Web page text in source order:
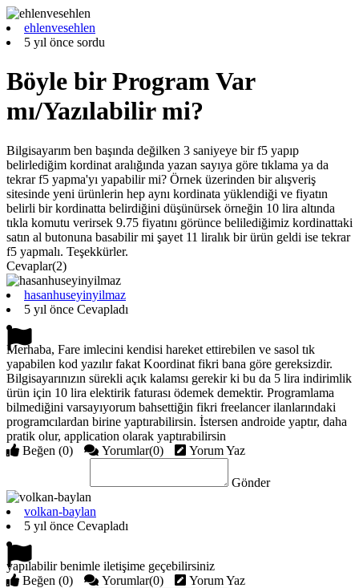
ehlenvesehlen
5 yıl önce sordu
Böyle bir Program Var
mı/Yazılabilir mi?
Bilgisayarım ben başında değilken 3 saniyeye bir f5 yapıp
belirlediğim kordinat aralığında yazan sayıya göre tıklama ya da
tekrar f5 yapma'yı yapabilir mi? Örnek üzerinden bir alışveriş
sitesinde yeni ürünlerin hep aynı kordinata yüklendiği ve fiyatın
belirli bir kordinatta belirdiğini düşünürsek örneğin 10 lira altında
tıkla komutu verirsek 9.75 fiyatını görünce belilediğimiz kordinattaki
satın al butonuna basabilir mi şayet 11 liralık bir ürün geldi ise tekrar
f5 yapmalı. Teşekkürler.
Cevaplar(2)
hasanhuseyinyilmaz
5 yıl önce Cevapladı
Merhaba, Fare imlecini kendisi hareket ettirebilen ve sasol tık
yapabilen kod yazılır fakat Koordinat fikri bana göre gereksizdir.
Bilgisayarınızın sürekli açık kalamsı gerekir ki bu da 5 lira indirimlik
ürün için 10 lira elektirik faturası ödemek demektir. Programlama
bilmediğini varsayıyorum bahsettiğin fikri freelancer ilanlarındaki
programcılardan birine yaptırabilirsin. İstersen androide yaptır, daha
pratik olur, application olarak yaptırabilirsin
Beğen (0) Yorumlar(0) Yorum Yaz
Gönder
volkan-baylan
5 yıl önce Cevapladı
yapılabilir benimle iletişime geçebilirsiniz
Beğen (0) Yorumlar(0) Yorum Yaz